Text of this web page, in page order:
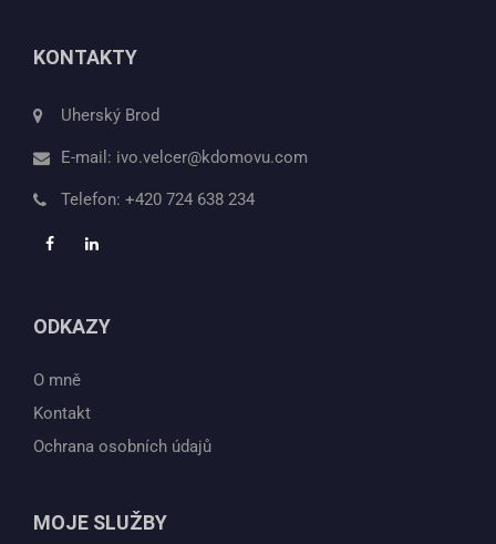
KONTAKTY
Uherský Brod
E-mail: ivo.velcer@kdomovu.com
Telefon: +420 724 638 234
ODKAZY
O mně
Kontakt
Ochrana osobních údajů
MOJE SLUŽBY